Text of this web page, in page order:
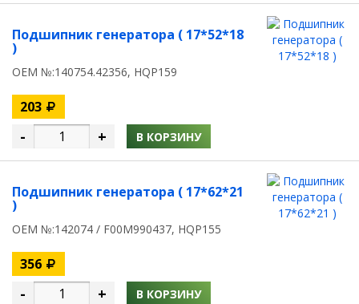
Подшипник генератора ( 17*52*18
)
OEM №:140754.42356, HQP159
203
- + В КОРЗИНУ
Подшипник генератора ( 17*62*21
)
OEM №:142074 / F00M990437, HQP155
356
- + В КОРЗИНУ